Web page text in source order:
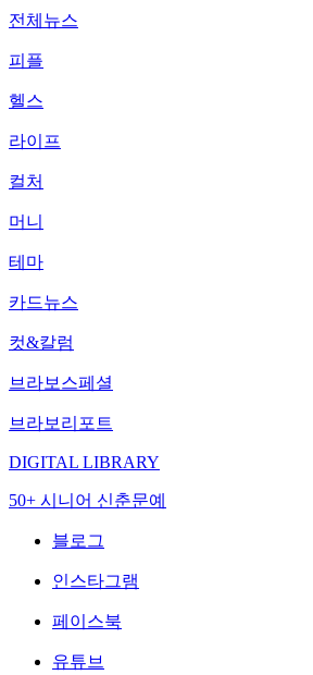
전체뉴스
피플
헬스
라이프
컬처
머니
테마
카드뉴스
컷&칼럼
브라보스페셜
브라보리포트
DIGITAL LIBRARY
50+ 시니어 신춘문예
블로그
인스타그램
페이스북
유튜브